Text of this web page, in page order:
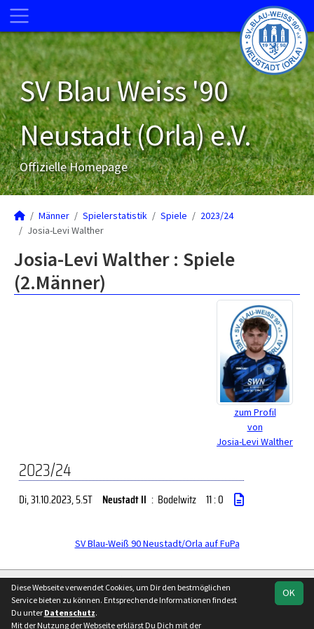
SV Blau Weiss '90
Neustadt (Orla) e.V.
Offizielle Homepage
Männer Spielerstatistik Spiele
2023/24
Josia-Levi Walther
Josia-Levi Walther : Spiele
(2.Männer)
zum Profil
von
Josia-Levi Walther
2023/24
Di, 31.10.2023, 5.ST Neustadt II : Bodelwitz 11 : 0
SV Blau-Weiß 90 Neustadt/Orla auf FuPa
soccero.de
Besucherstatistik
OK
Diese Webseite verwendet Cookies, um Dir den bestmöglichen
Service bieten zu können. Entsprechende Informationen findest
Du unter Datenschutz.
Mit der Nutzung der Webseite erklärst Du Dich mit der